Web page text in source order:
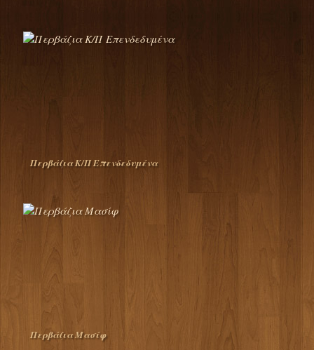
Περβάζια Κ/Π Επενδεδυμένα
Περβάζια Μασίφ